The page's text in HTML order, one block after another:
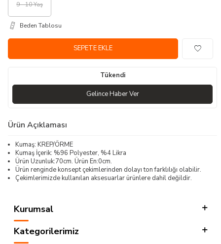
9 - 10 Yaş
Beden Tablosu
SEPETE EKLE
Tükendi
Gelince Haber Ver
Ürün Açıklaması
Kumaş: KREP/ÖRME
Kumaş İçerik: %96 Polyester, %4 Likra
Ürün Uzunluk:70cm. Ürün En:0cm.
Ürün renginde konsept çekimlerinden dolayı ton farklılığı olabilir.
Çekimlerimizde kullanılan aksesuarlar ürünlere dahil değildir.
Kurumsal
Kategorilerimiz